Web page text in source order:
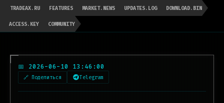
TRADEAX.RU FEATURES MARKET.NEWS UPDATES.LOG DOWNLOAD.BIN
ACCESS.KEY COMMUNITY
📅 2026-06-10 13:46:00
🔗 Поделиться Telegram